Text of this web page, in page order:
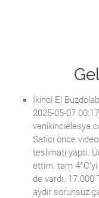
İkinci El
2025-05-07
Satıcı önce
teslimatı yaptı.
ettim, tam
de vardı. 17.000
aydır sorunsuz